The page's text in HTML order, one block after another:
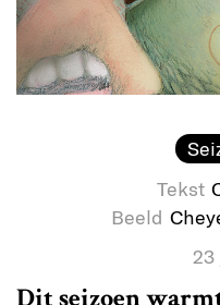
Tekst
Beeld
Dit seizoen